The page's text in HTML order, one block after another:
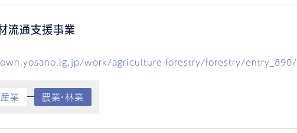
流通支援事業
work/agriculture-forestry/forestry/entry_890/
産業 農業・林業